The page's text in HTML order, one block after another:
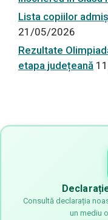
Lista copiilor
21/05/2026
Rezultate
etapa județeană
Consultă declarația
un mediu